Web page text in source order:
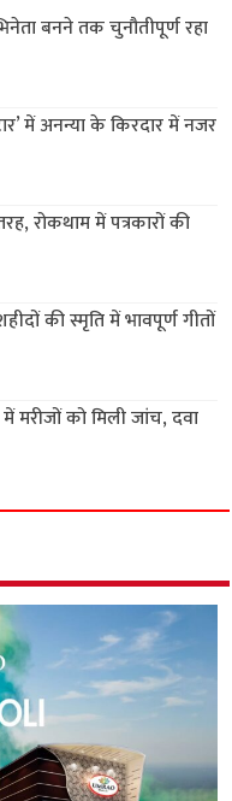
बनने तक चुनौतीपूर्ण रहा
में अनन्या के किरदार में नजर
रोकथाम में पत्रकारों की
की स्मृति में भावपूर्ण गीतों
मरीजों को मिली जांच, दवा